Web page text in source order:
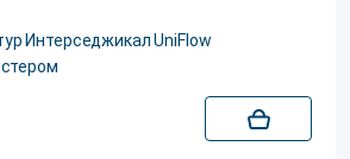
Интерседжикал UniFlow